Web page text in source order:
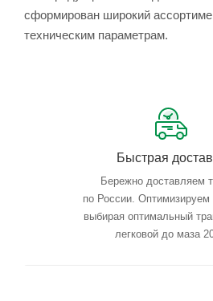
сформирован широкий
техническим параметрам.
Быстрая
Бережно доставляем
по России. Оптимизируем
выбирая оптимальный
легковой до маза